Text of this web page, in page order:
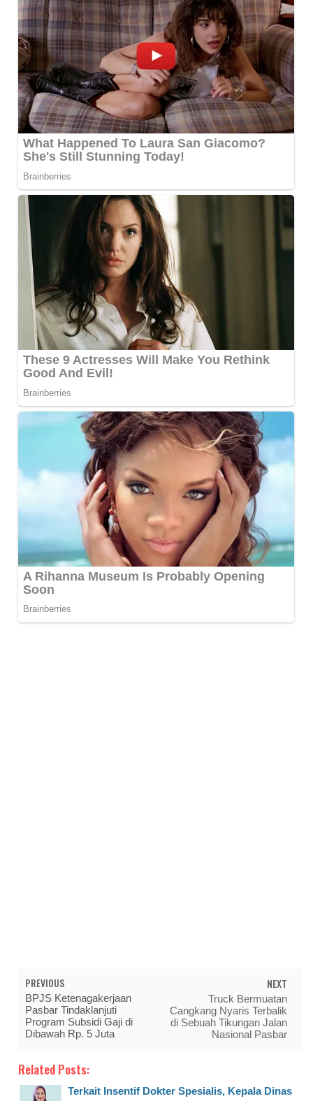
PREVIOUS
BPJS Ketenagakerjaan
Pasbar Tindaklanjuti
Program Subsidi Gaji di
Dibawah Rp. 5 Juta
NEXT
Truck Bermuatan
Cangkang Nyaris Terbalik
di Sebuah Tikungan Jalan
Nasional Pasbar
Related Posts:
Terkait Insentif Dokter Spesialis, Kepala Dinas